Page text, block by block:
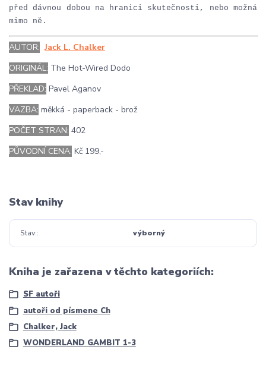
před dávnou dobou na hranici skutečnosti, nebo možná
mimo ně.
AUTOR: Jack L. Chalker
ORIGINÁL: The Hot-Wired Dodo
PŘEKLAD: Pavel Aganov
VAZBA: měkká - paperback - brož
POČET STRAN: 402
PŮVODNÍ CENA: Kč 199,-
Stav knihy
Stav: výborný
Kniha je zařazena v těchto kategoriích:
SF autoři
autoři od písmene Ch
Chalker, Jack
WONDERLAND GAMBIT 1-3